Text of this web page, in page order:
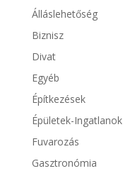
Álláslehetőség
Biznisz
Divat
Egyéb
Építkezések
Épületek-Ingatlanok
Fuvarozás
Gasztronómia